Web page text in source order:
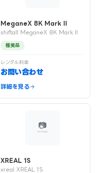
MeganeX 8K Mark II
shiftall MeganeX 8K Mark II
極美品
レンタル料金
お問い合わせ
詳細を見る
XREAL 1S
xreal XREAL 1S